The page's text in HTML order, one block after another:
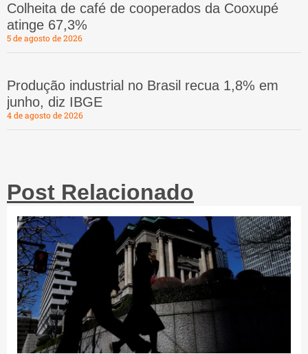
Colheita de café de cooperados da Cooxupé
atinge 67,3%
5 de agosto de 2026
Produção industrial no Brasil recua 1,8% em
junho, diz IBGE
4 de agosto de 2026
Post Relacionado